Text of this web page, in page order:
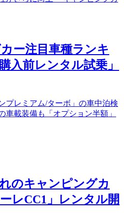
ー注目車種ランキ
入前レンタル試乗」
プレミアム/ターボ」の車中泊検
車載装備も「オプション半額」
のキャンピングカ
レCC1」レンタル開